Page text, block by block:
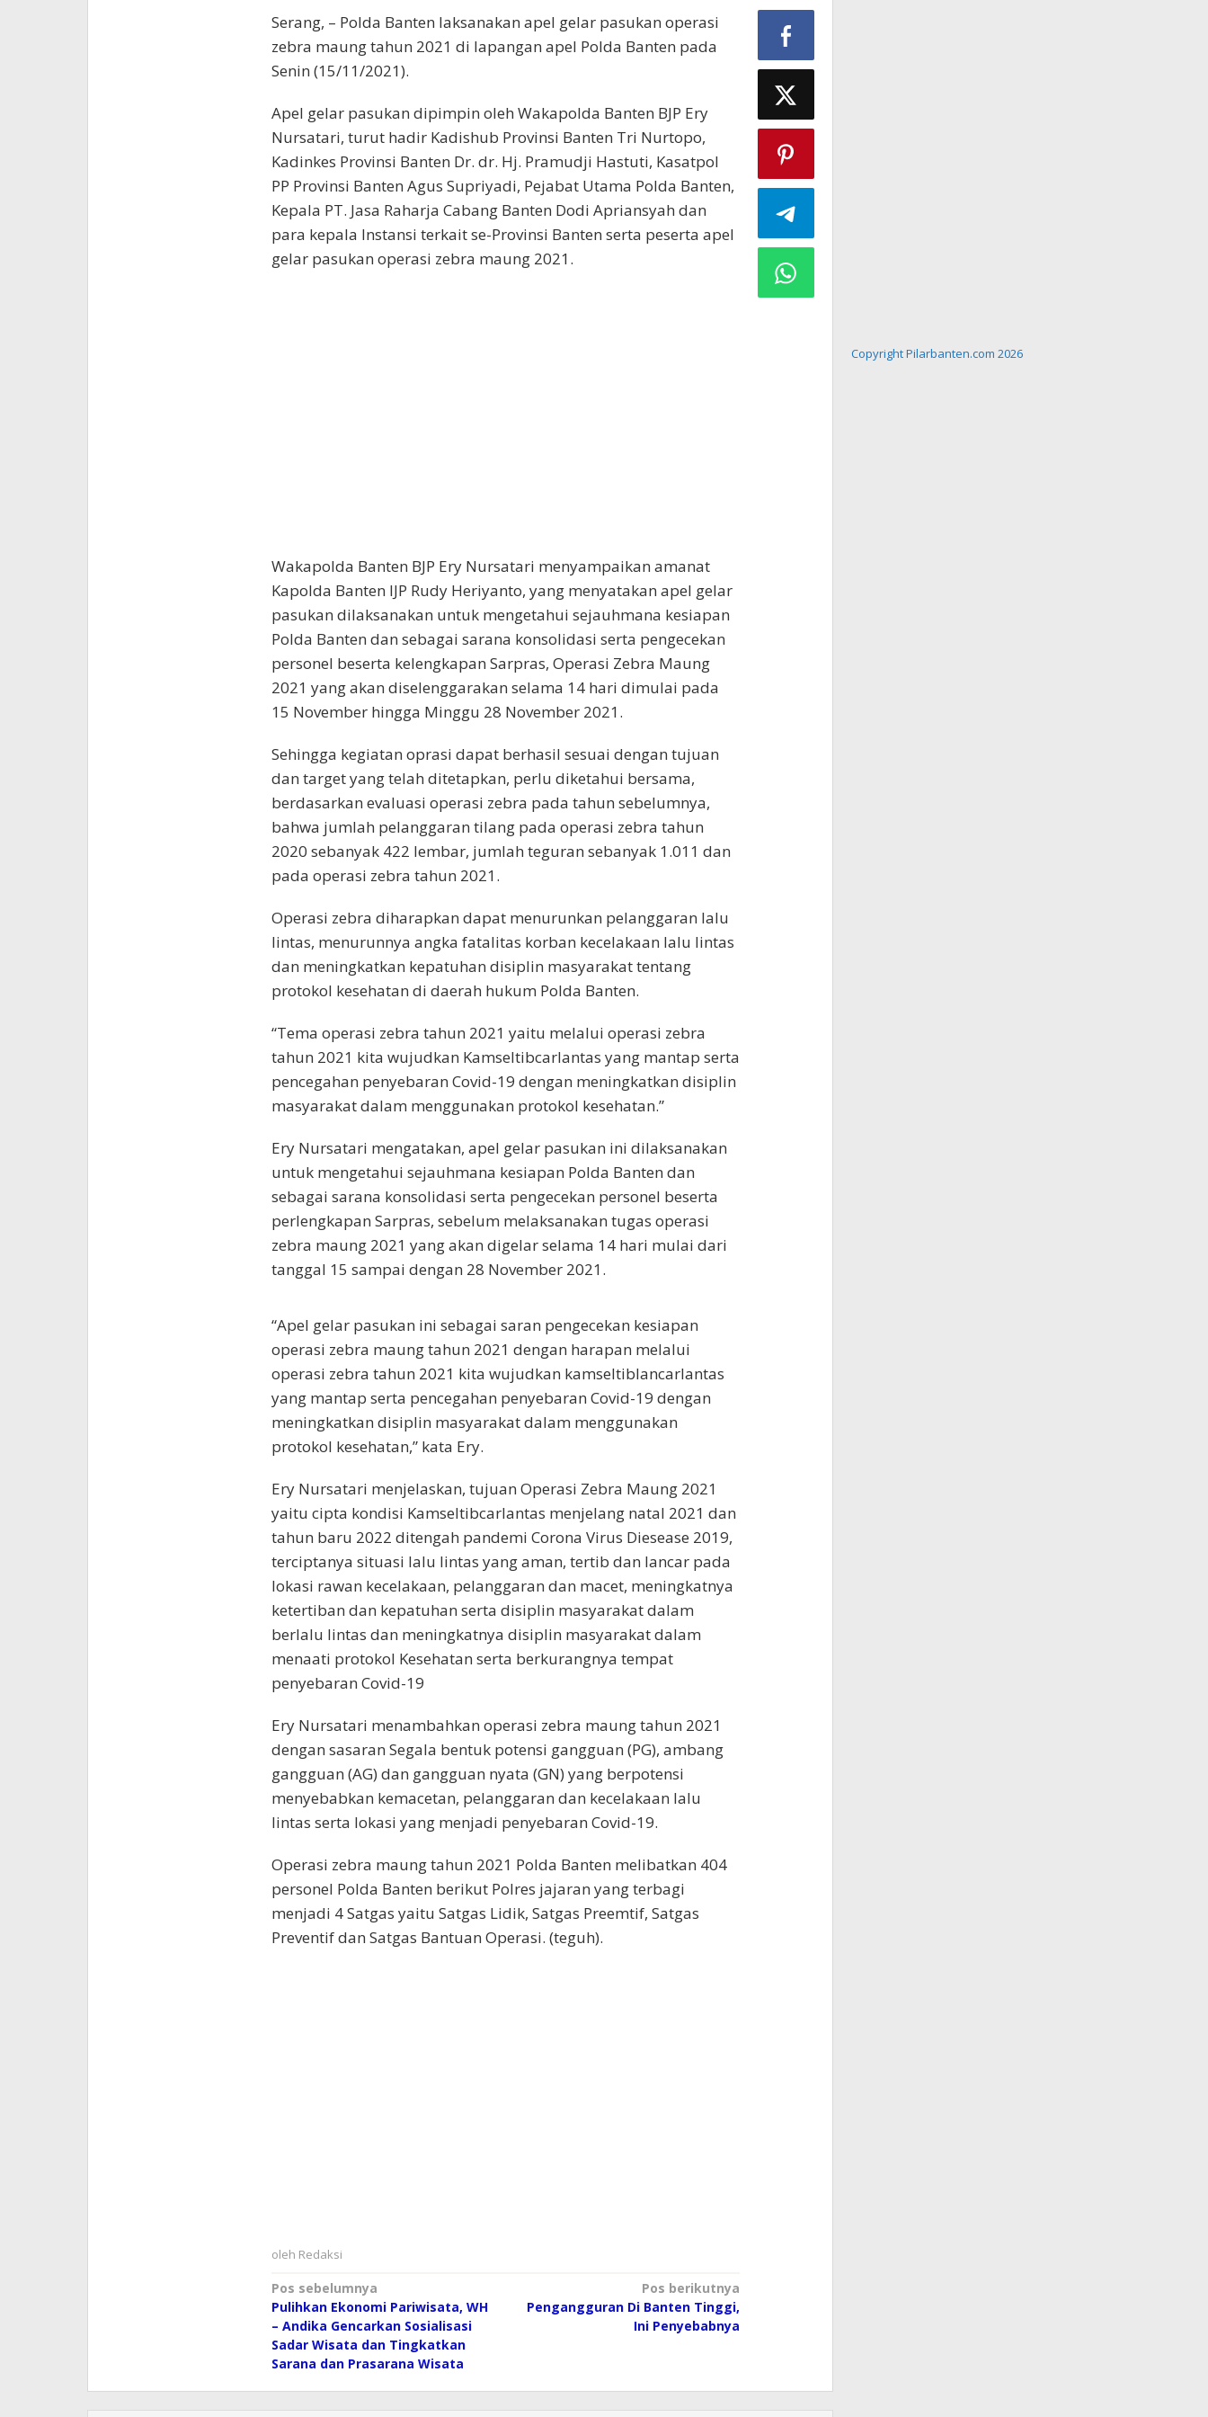
Serang, – Polda Banten laksanakan apel gelar pasukan operasi
zebra maung tahun 2021 di lapangan apel Polda Banten pada
Senin (15/11/2021).
Apel gelar pasukan dipimpin oleh Wakapolda Banten BJP Ery
Nursatari, turut hadir Kadishub Provinsi Banten Tri Nurtopo,
Kadinkes Provinsi Banten Dr. dr. Hj. Pramudji Hastuti, Kasatpol
PP Provinsi Banten Agus Supriyadi, Pejabat Utama Polda Banten,
Kepala PT. Jasa Raharja Cabang Banten Dodi Apriansyah dan
para kepala Instansi terkait se-Provinsi Banten serta peserta apel
gelar pasukan operasi zebra maung 2021.
Wakapolda Banten BJP Ery Nursatari menyampaikan amanat
Kapolda Banten IJP Rudy Heriyanto, yang menyatakan apel gelar
pasukan dilaksanakan untuk mengetahui sejauhmana kesiapan
Polda Banten dan sebagai sarana konsolidasi serta pengecekan
personel beserta kelengkapan Sarpras, Operasi Zebra Maung
2021 yang akan diselenggarakan selama 14 hari dimulai pada
15 November hingga Minggu 28 November 2021.
Sehingga kegiatan oprasi dapat berhasil sesuai dengan tujuan
dan target yang telah ditetapkan, perlu diketahui bersama,
berdasarkan evaluasi operasi zebra pada tahun sebelumnya,
bahwa jumlah pelanggaran tilang pada operasi zebra tahun
2020 sebanyak 422 lembar, jumlah teguran sebanyak 1.011 dan
pada operasi zebra tahun 2021.
Operasi zebra diharapkan dapat menurunkan pelanggaran lalu
lintas, menurunnya angka fatalitas korban kecelakaan lalu lintas
dan meningkatkan kepatuhan disiplin masyarakat tentang
protokol kesehatan di daerah hukum Polda Banten.
“Tema operasi zebra tahun 2021 yaitu melalui operasi zebra
tahun 2021 kita wujudkan Kamseltibcarlantas yang mantap serta
pencegahan penyebaran Covid-19 dengan meningkatkan disiplin
masyarakat dalam menggunakan protokol kesehatan.”
Ery Nursatari mengatakan, apel gelar pasukan ini dilaksanakan
untuk mengetahui sejauhmana kesiapan Polda Banten dan
sebagai sarana konsolidasi serta pengecekan personel beserta
perlengkapan Sarpras, sebelum melaksanakan tugas operasi
zebra maung 2021 yang akan digelar selama 14 hari mulai dari
tanggal 15 sampai dengan 28 November 2021.
“Apel gelar pasukan ini sebagai saran pengecekan kesiapan
operasi zebra maung tahun 2021 dengan harapan melalui
operasi zebra tahun 2021 kita wujudkan kamseltiblancarlantas
yang mantap serta pencegahan penyebaran Covid-19 dengan
meningkatkan disiplin masyarakat dalam menggunakan
protokol kesehatan,” kata Ery.
Ery Nursatari menjelaskan, tujuan Operasi Zebra Maung 2021
yaitu cipta kondisi Kamseltibcarlantas menjelang natal 2021 dan
tahun baru 2022 ditengah pandemi Corona Virus Diesease 2019,
terciptanya situasi lalu lintas yang aman, tertib dan lancar pada
lokasi rawan kecelakaan, pelanggaran dan macet, meningkatnya
ketertiban dan kepatuhan serta disiplin masyarakat dalam
berlalu lintas dan meningkatnya disiplin masyarakat dalam
menaati protokol Kesehatan serta berkurangnya tempat
penyebaran Covid-19
Ery Nursatari menambahkan operasi zebra maung tahun 2021
dengan sasaran Segala bentuk potensi gangguan (PG), ambang
gangguan (AG) dan gangguan nyata (GN) yang berpotensi
menyebabkan kemacetan, pelanggaran dan kecelakaan lalu
lintas serta lokasi yang menjadi penyebaran Covid-19.
Operasi zebra maung tahun 2021 Polda Banten melibatkan 404
personel Polda Banten berikut Polres jajaran yang terbagi
menjadi 4 Satgas yaitu Satgas Lidik, Satgas Preemtif, Satgas
Preventif dan Satgas Bantuan Operasi. (teguh).
oleh Redaksi
Navigasi
pos
Pos sebelumnya
Pulihkan Ekonomi Pariwisata, WH
– Andika Gencarkan Sosialisasi
Sadar Wisata dan Tingkatkan
Sarana dan Prasarana Wisata
Pos berikutnya
Pengangguran Di Banten Tinggi,
Ini Penyebabnya
Copyright Pilarbanten.com 2026